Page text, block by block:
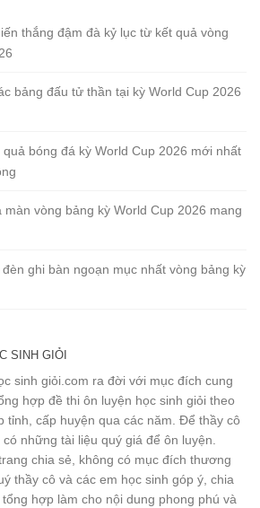
thắng đậm đà kỷ lục từ kết quả vòng
bảng đấu tử thần tại kỳ World Cup 2026
bóng đá kỳ World Cup 2026 mới nhất
vòng bảng kỳ World Cup 2026 mang
ghi bàn ngoạn mục nhất vòng bảng kỳ
SINH GIỎI
sinh giỏi.com ra đời với mục đích cung
hợp đề thi ôn luyện học sinh giỏi theo
tỉnh, cấp huyện qua các năm. Để thầy cô
những tài liệu quý giá để ôn luyện.
chia sẻ, không có mục đích thương
thầy cô và các em học sinh góp ý, chia
hợp làm cho nội dung phong phú và